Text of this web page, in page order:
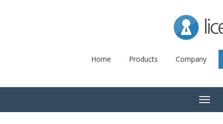
Home Products Company